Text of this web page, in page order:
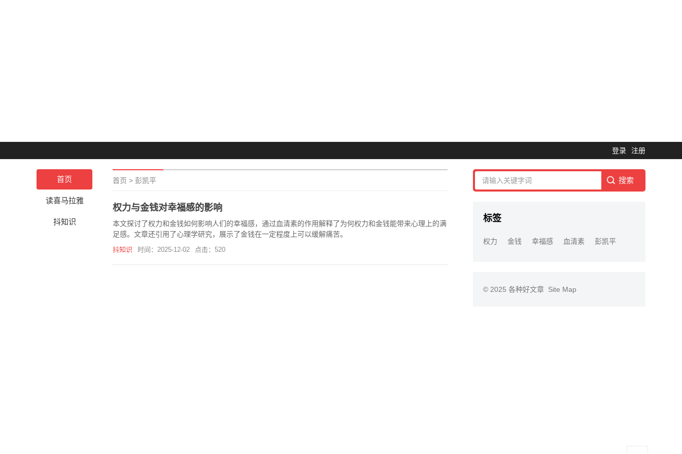
登录 注册
首页
读喜马拉雅
抖知识
首页 > 彭凯平
权力与金钱对幸福感的影响
本文探讨了权力和金钱如何影响人们的幸福感，通过血清素的作用解释了为何权力和金钱能带来心理上的满
足感。文章还引用了心理学研究，展示了金钱在一定程度上可以缓解痛苦。
抖知识 时间：2025-12-02 点击：520
标签
权力 金钱 幸福感 血清素 彭凯平
© 2025 各种好文章 Site Map